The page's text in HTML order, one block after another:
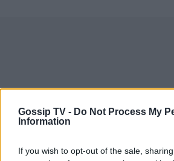
Gossip TV - Do Not Process My
Information
If you wish to opt-out of the sale,